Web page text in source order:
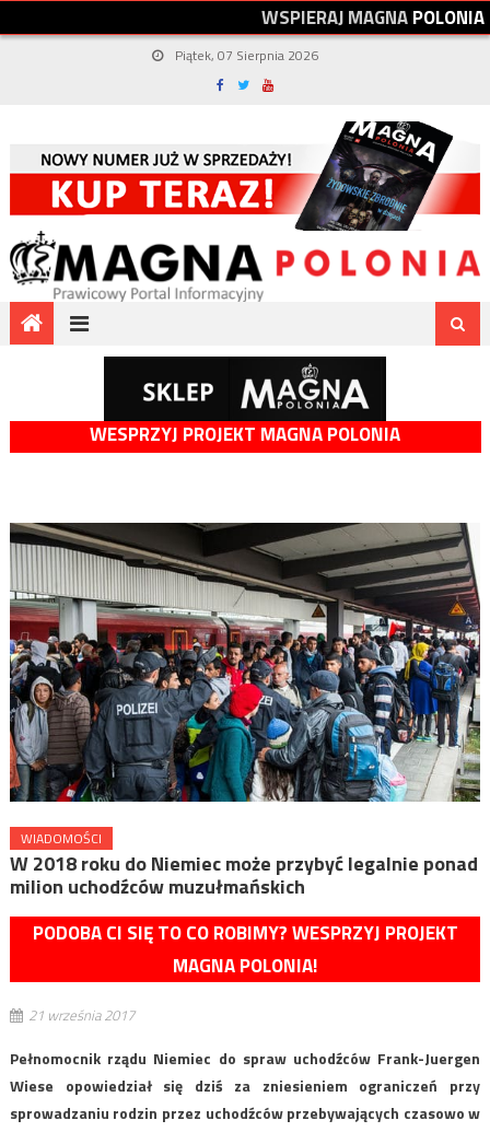
WSPIERAJMAGNAPOLONIA
Piątek, 07 Sierpnia 2026
WESPRZYJ PROJEKT MAGNA POLONIA
WIADOMOŚCI
W 2018 roku do Niemiec może przybyć legalnie ponad
milion uchodźców muzułmańskich
PODOBA CI SIĘ TO CO ROBIMY? WESPRZYJ PROJEKT
MAGNA POLONIA!
21 września 2017
Pełnomocnik rządu Niemiec do spraw uchodźców Frank-Juergen
Wiese opowiedział się dziś za zniesieniem ograniczeń przy
sprowadzaniu rodzin przez uchodźców przebywających czasowo w